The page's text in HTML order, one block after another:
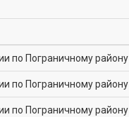
по Пограничному району
по Пограничному району
по Пограничному району